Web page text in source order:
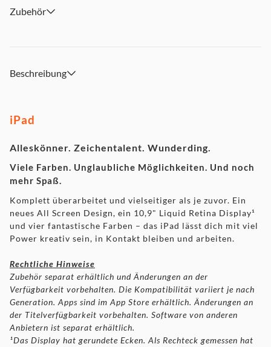
Kompatibel mit Apple Pencil (1. Generation)(4) und Magic
Zubehör
Beschreibung
iPad
Alleskönner. Zeichentalent. Wunderding.
Viele Farben. Unglaubliche Möglichkeiten. Und noch
mehr Spaß.
Komplett überarbeitet und vielseitiger als je zuvor. Ein
neues All Screen Design, ein 10,9" Liquid Retina Display¹
und vier fantastische Farben – das iPad lässt dich mit viel
Power kreativ sein, in Kontakt bleiben und arbeiten.
Rechtliche Hinweise
Zubehör separat erhältlich und Änderungen an der
Verfügbarkeit vorbehalten. Die Kompatibilität variiert je nach
Generation. Apps sind im App Store erhältlich. Änderungen an
der Titelverfügbarkeit vorbehalten. Software von anderen
Anbietern ist separat erhältlich.
¹Das Display hat gerundete Ecken. Als Rechteck gemessen hat